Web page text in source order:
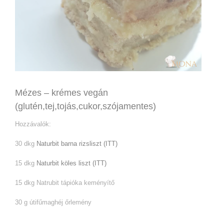
Mézes – krémes vegán
(glutén,tej,tojás,cukor,szójamentes)
Hozzávalók:
30 dkg Naturbit barna rizsliszt (ITT)
15 dkg Naturbit köles liszt (ITT)
15 dkg Natrubit tápióka keményítő
30 g útifűmaghéj őrlemény